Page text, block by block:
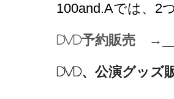
100and.Aでは、2
DVD予約販売 →
DVD、公演グッ